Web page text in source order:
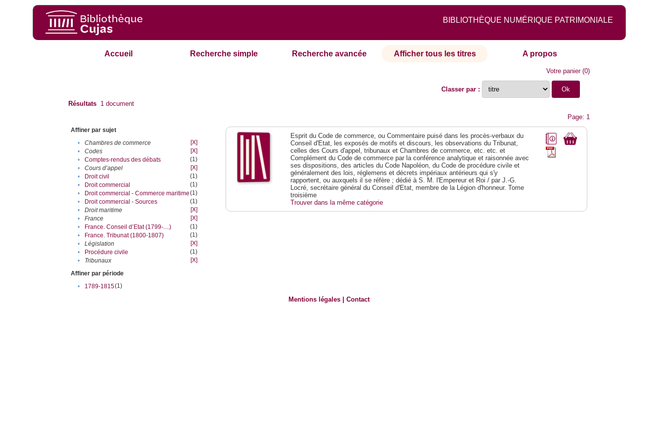
BIBLIOTHÈQUE NUMÉRIQUE PATRIMONIALE
Accueil Recherche simple Recherche avancée Afficher tous les titres A propos
Votre panier(0)
Classer par :
Résultats 1 document
Page: 1
Affiner par sujet
•
Chambres de commerce
[X]
•
Codes
[X]
•
Comptes-rendus des débats
(1)
•
Cours d’appel
[X]
•
Droit civil
(1)
•
Droit commercial
(1)
•
Droit commercial - Commerce maritime(1)
•
Droit commercial - Sources
(1)
•
Droit maritime
[X]
•
France
[X]
•
France. Conseil d’Etat (1799-....)
(1)
•
France. Tribunat (1800-1807)
(1)
•
Législation
[X]
•
Procédure civile
(1)
•
Tribunaux
[X]
Affiner par période
•
1789-1815(1)
Esprit du Code de commerce, ou Commentaire puisé dans les procès-verbaux du
Conseil d'Etat, les exposés de motifs et discours, les observations du Tribunat,
celles des Cours d'appel, tribunaux et Chambres de commerce, etc. etc. et
Complément du Code de commerce par la conférence analytique et raisonnée avec
ses dispositions, des articles du Code Napoléon, du Code de procédure civile et
généralement des lois, réglemens et décrets impériaux antérieurs qui s'y
rapportent, ou auxquels il se réfère ; dédié à S. M. l'Empereur et Roi / par J.-G.
Locré, secrétaire général du Conseil d'Etat, membre de la Légion d'honneur. Tome
troisième
Trouver dans la même catégorie
Mentions légales |Contact